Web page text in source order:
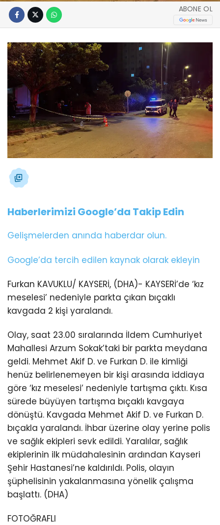
ABONE OL
Haberlerimizi Google’da Takip Edin
Gelişmelerden anında haberdar olun.
Google’da tercih edilen kaynak olarak ekleyin
Furkan KAVUKLU/ KAYSERİ, (DHA)- KAYSERİ’de ‘kız
meselesi’ nedeniyle parkta çıkan bıçaklı
kavgada 2 kişi yaralandı.
Olay, saat 23.00 sıralarında İldem Cumhuriyet
Mahallesi Arzum Sokak’taki bir parkta meydana
geldi. Mehmet Akif D. ve Furkan D. ile kimliği
henüz belirlenemeyen bir kişi arasında iddiaya
göre ‘kız meselesi’ nedeniyle tartışma çıktı. Kısa
sürede büyüyen tartışma bıçaklı kavgaya
dönüştü. Kavgada Mehmet Akif D. ve Furkan D.
bıçakla yaralandı. İhbar üzerine olay yerine polis
ve sağlık ekipleri sevk edildi. Yaralılar, sağlık
ekiplerinin ilk müdahalesinin ardından Kayseri
Şehir Hastanesi’ne kaldırıldı. Polis, olayın
şüphelisinin yakalanmasına yönelik çalışma
başlattı. (DHA)
FOTOĞRAFLI